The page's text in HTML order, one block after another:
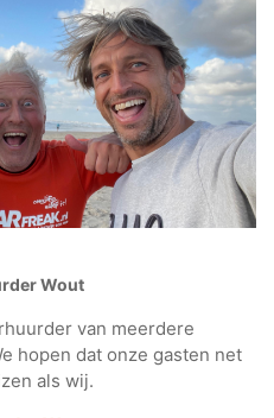
Wout
van meerdere
hopen dat onze gasten net
als wij.